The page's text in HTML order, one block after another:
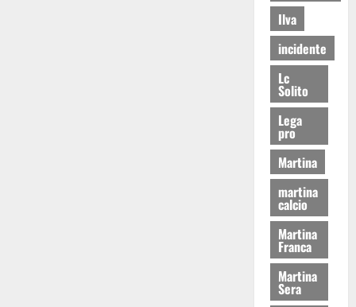
Ilva
incidente
Lc
Solito
Lega
pro
Martina
martina
calcio
Martina
Franca
Martina
Sera